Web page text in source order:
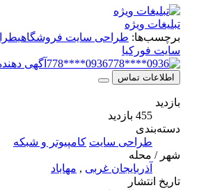
تبلیغات ویژه
برچسب‌ها:طراحی سایت فروشگاهیطراحی
سایت فورکیا
0936****778
آگهی دهنده
اطلاعات تماس
دسته‌بندی
طراحی سایت کامپیوتر و شبکه
شهر / محله
آذربایجان غربی ,مهاباد
تاریخ انتشار